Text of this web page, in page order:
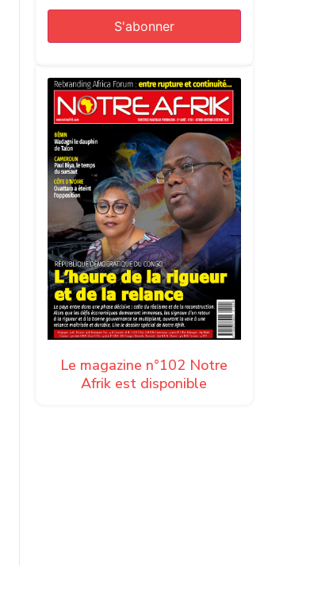
Le magazine n°102 Notre
Afrik est disponible